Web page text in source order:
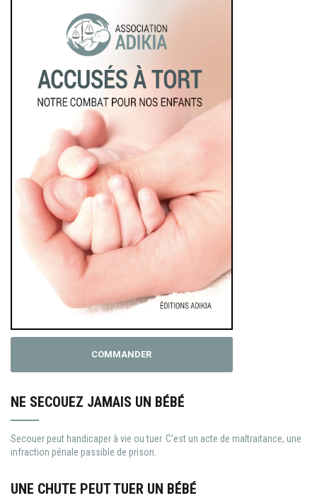
COMMANDER
NE SECOUEZ JAMAIS UN BÉBÉ
Secouer peut handicaper à vie ou tuer. C’est un acte de maltraitance, une
infraction pénale passible de prison.
UNE CHUTE PEUT TUER UN BÉBÉ